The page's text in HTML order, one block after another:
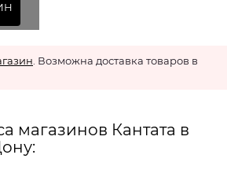
. Возможна доставка товаров в
магазинов Кантата в